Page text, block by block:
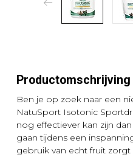
Productomschrijving
Ben je op zoek naar een
NatuSport Isotonic
nog effectiever kan zijn
gaan tijdens een
gebruik van echt fruit